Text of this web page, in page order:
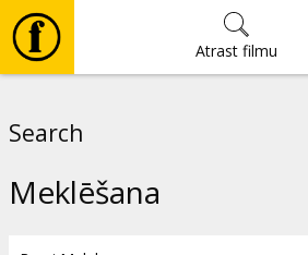
Atrast filmu
Search
Meklēšana